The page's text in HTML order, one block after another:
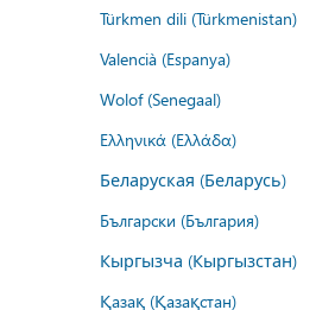
Türkmen dili (Türkmenistan)
Valencià (Espanya)
Wolof (Senegaal)
Ελληνικά (Ελλάδα)
Беларуская (Беларусь)
Български (България)
Кыргызча (Кыргызстан)
Қазақ (Қазақстан)